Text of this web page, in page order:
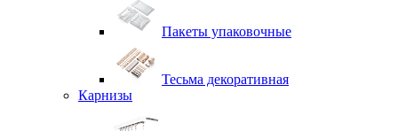
Пакеты упаковочные
Тесьма декоративная
Карнизы